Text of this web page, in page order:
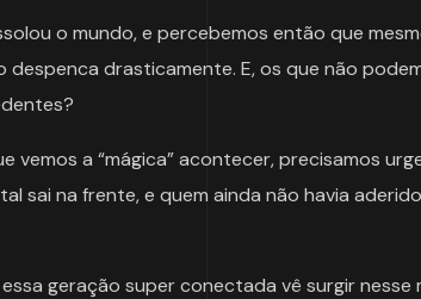
o mundo, e percebemos então que
despenca drasticamente. E, os que não
vemos a “mágica” acontecer, precisamos
sai na frente, e quem ainda não havia
essa geração super conectada vê surgir